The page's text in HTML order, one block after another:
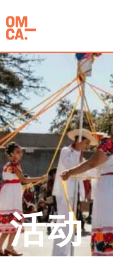
到
内
容
加州奥克兰博物馆
活动